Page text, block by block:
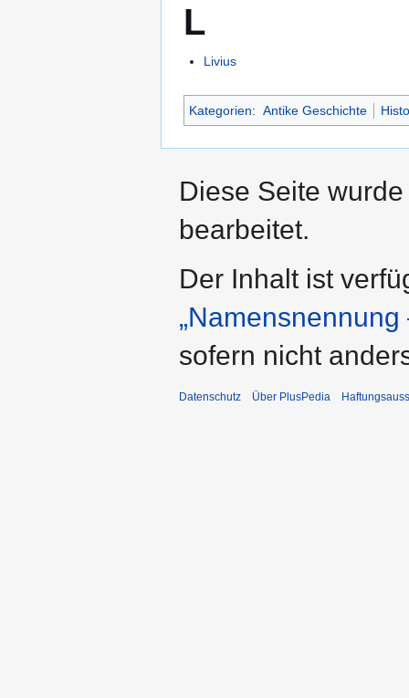
L
Livius
Kategorien: Antike Geschichte
Diese Seite
bearbeitet.
Der Inhalt ist
sofern nicht
Datenschutz Über PlusPedia